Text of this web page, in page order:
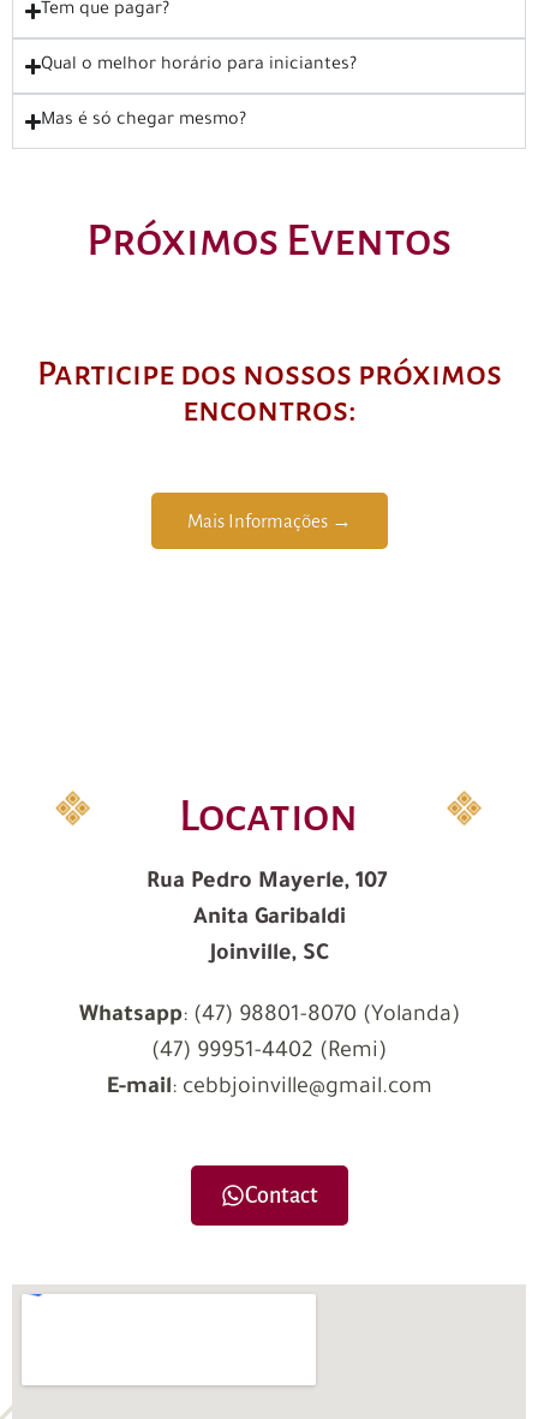
Tem que pagar?
Qual o melhor horário para iniciantes?
Mas é só chegar mesmo?
Próximos Eventos
Participe dos nossos próximos
encontros:
Mais Informações →
Location
Rua Pedro Mayerle, 107
Anita Garibaldi
Joinville, SC
Whatsapp: (47) 98801-8070 (Yolanda)
(47) 99951-4402 (Remi)
E-mail: cebbjoinville@gmail.com
Contact